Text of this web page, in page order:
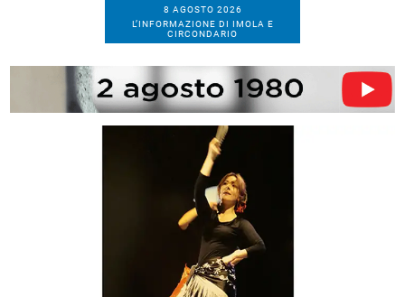
8 AGOSTO 2026
L’INFORMAZIONE DI IMOLA E
CIRCONDARIO